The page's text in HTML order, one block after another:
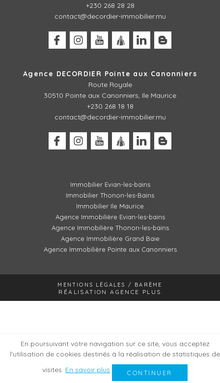
+230 268 28 28
contact@decordier-immobilier.mu
Agence DECORDIER Pointe aux Canonniers
Route Royale
30510 Pointe aux Canonniers, Ile Maurice
+230 268 18 18
contact@decordier-immobilier.mu
Immobilier Evian-les-bains
Immobilier Thonon-les-Bains
Immobilier Ile Maurice
Agence Immobilière Evian-les-bains
Agence Immobilière Thonon-les-bains
Agence Immobilière Grand Baie
Agence Immobilière Pointe aux Canonniers
MENTIONS LÉGALES / BARÈME
RÉALISATION AGENCE PLUS
En poursuivant votre navigation sur ce site, vous acceptez
l'utilisation de cookies destinés à la réalisation de statistiques de
visites. En savoir plus